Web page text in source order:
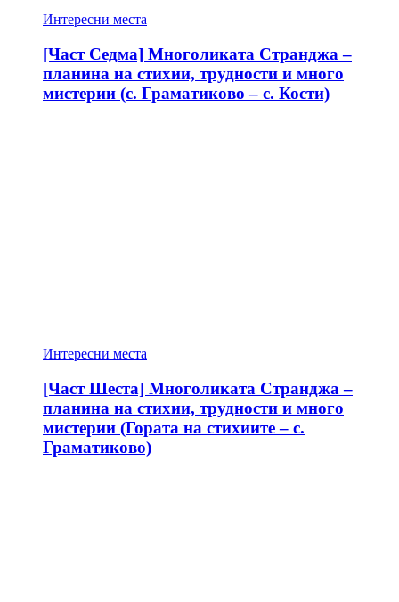
Интересни места
[Част Седма] Многоликата Странджа –
планина на стихии, трудности и много
мистерии (с. Граматиково – с. Кости)
Интересни места
[Част Шеста] Многоликата Странджа –
планина на стихии, трудности и много
мистерии (Гората на стихиите – с.
Граматиково)